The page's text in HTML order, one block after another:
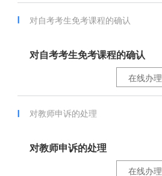
对自考考生免考课程的确认
对自考考生免考课程的确认
在线办理
对教师申诉的处理
对教师申诉的处理
在线办理